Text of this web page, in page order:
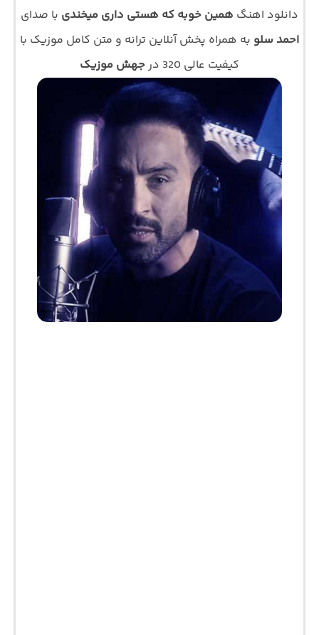
دانلود اهنگ همین خوبه که هستی داری میخندی با صدای
احمد سلو به همراه پخش آنلاین ترانه و متن کامل موزیک با
کیفیت عالی 320 در
جهش موزیک